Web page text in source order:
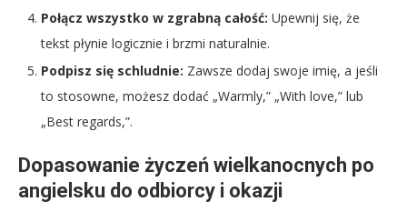
Połącz wszystko w zgrabną całość: Upewnij się, że
tekst płynie logicznie i brzmi naturalnie.
Podpisz się schludnie: Zawsze dodaj swoje imię, a jeśli
to stosowne, możesz dodać „Warmly,” „With love,” lub
„Best regards,”.
Dopasowanie życzeń wielkanocnych po
angielsku do odbiorcy i okazji